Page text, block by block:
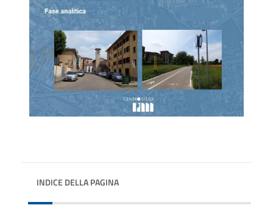
INDICE DELLA PAGINA